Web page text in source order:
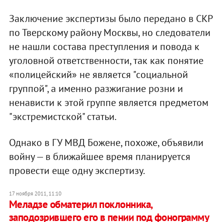
Заключение экспертизы было передано в СКР
по Тверскому району Москвы, но следователи
не нашли состава преступления и повода к
уголовной ответственности, так как понятие
«полицейский» не является "социальной
группой", а именно разжигание розни и
ненависти к этой группе является предметом
"экстремистской" статьи.
Однако в ГУ МВД Божене, похоже, объявили
войну — в ближайшее время планируется
провести еще одну экспертизу.
17 ноября 2011, 11:10
Меладзе обматерил поклонника,
заподозрившего его в пении под фонограмму